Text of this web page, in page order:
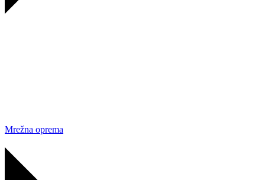
Mrežna oprema